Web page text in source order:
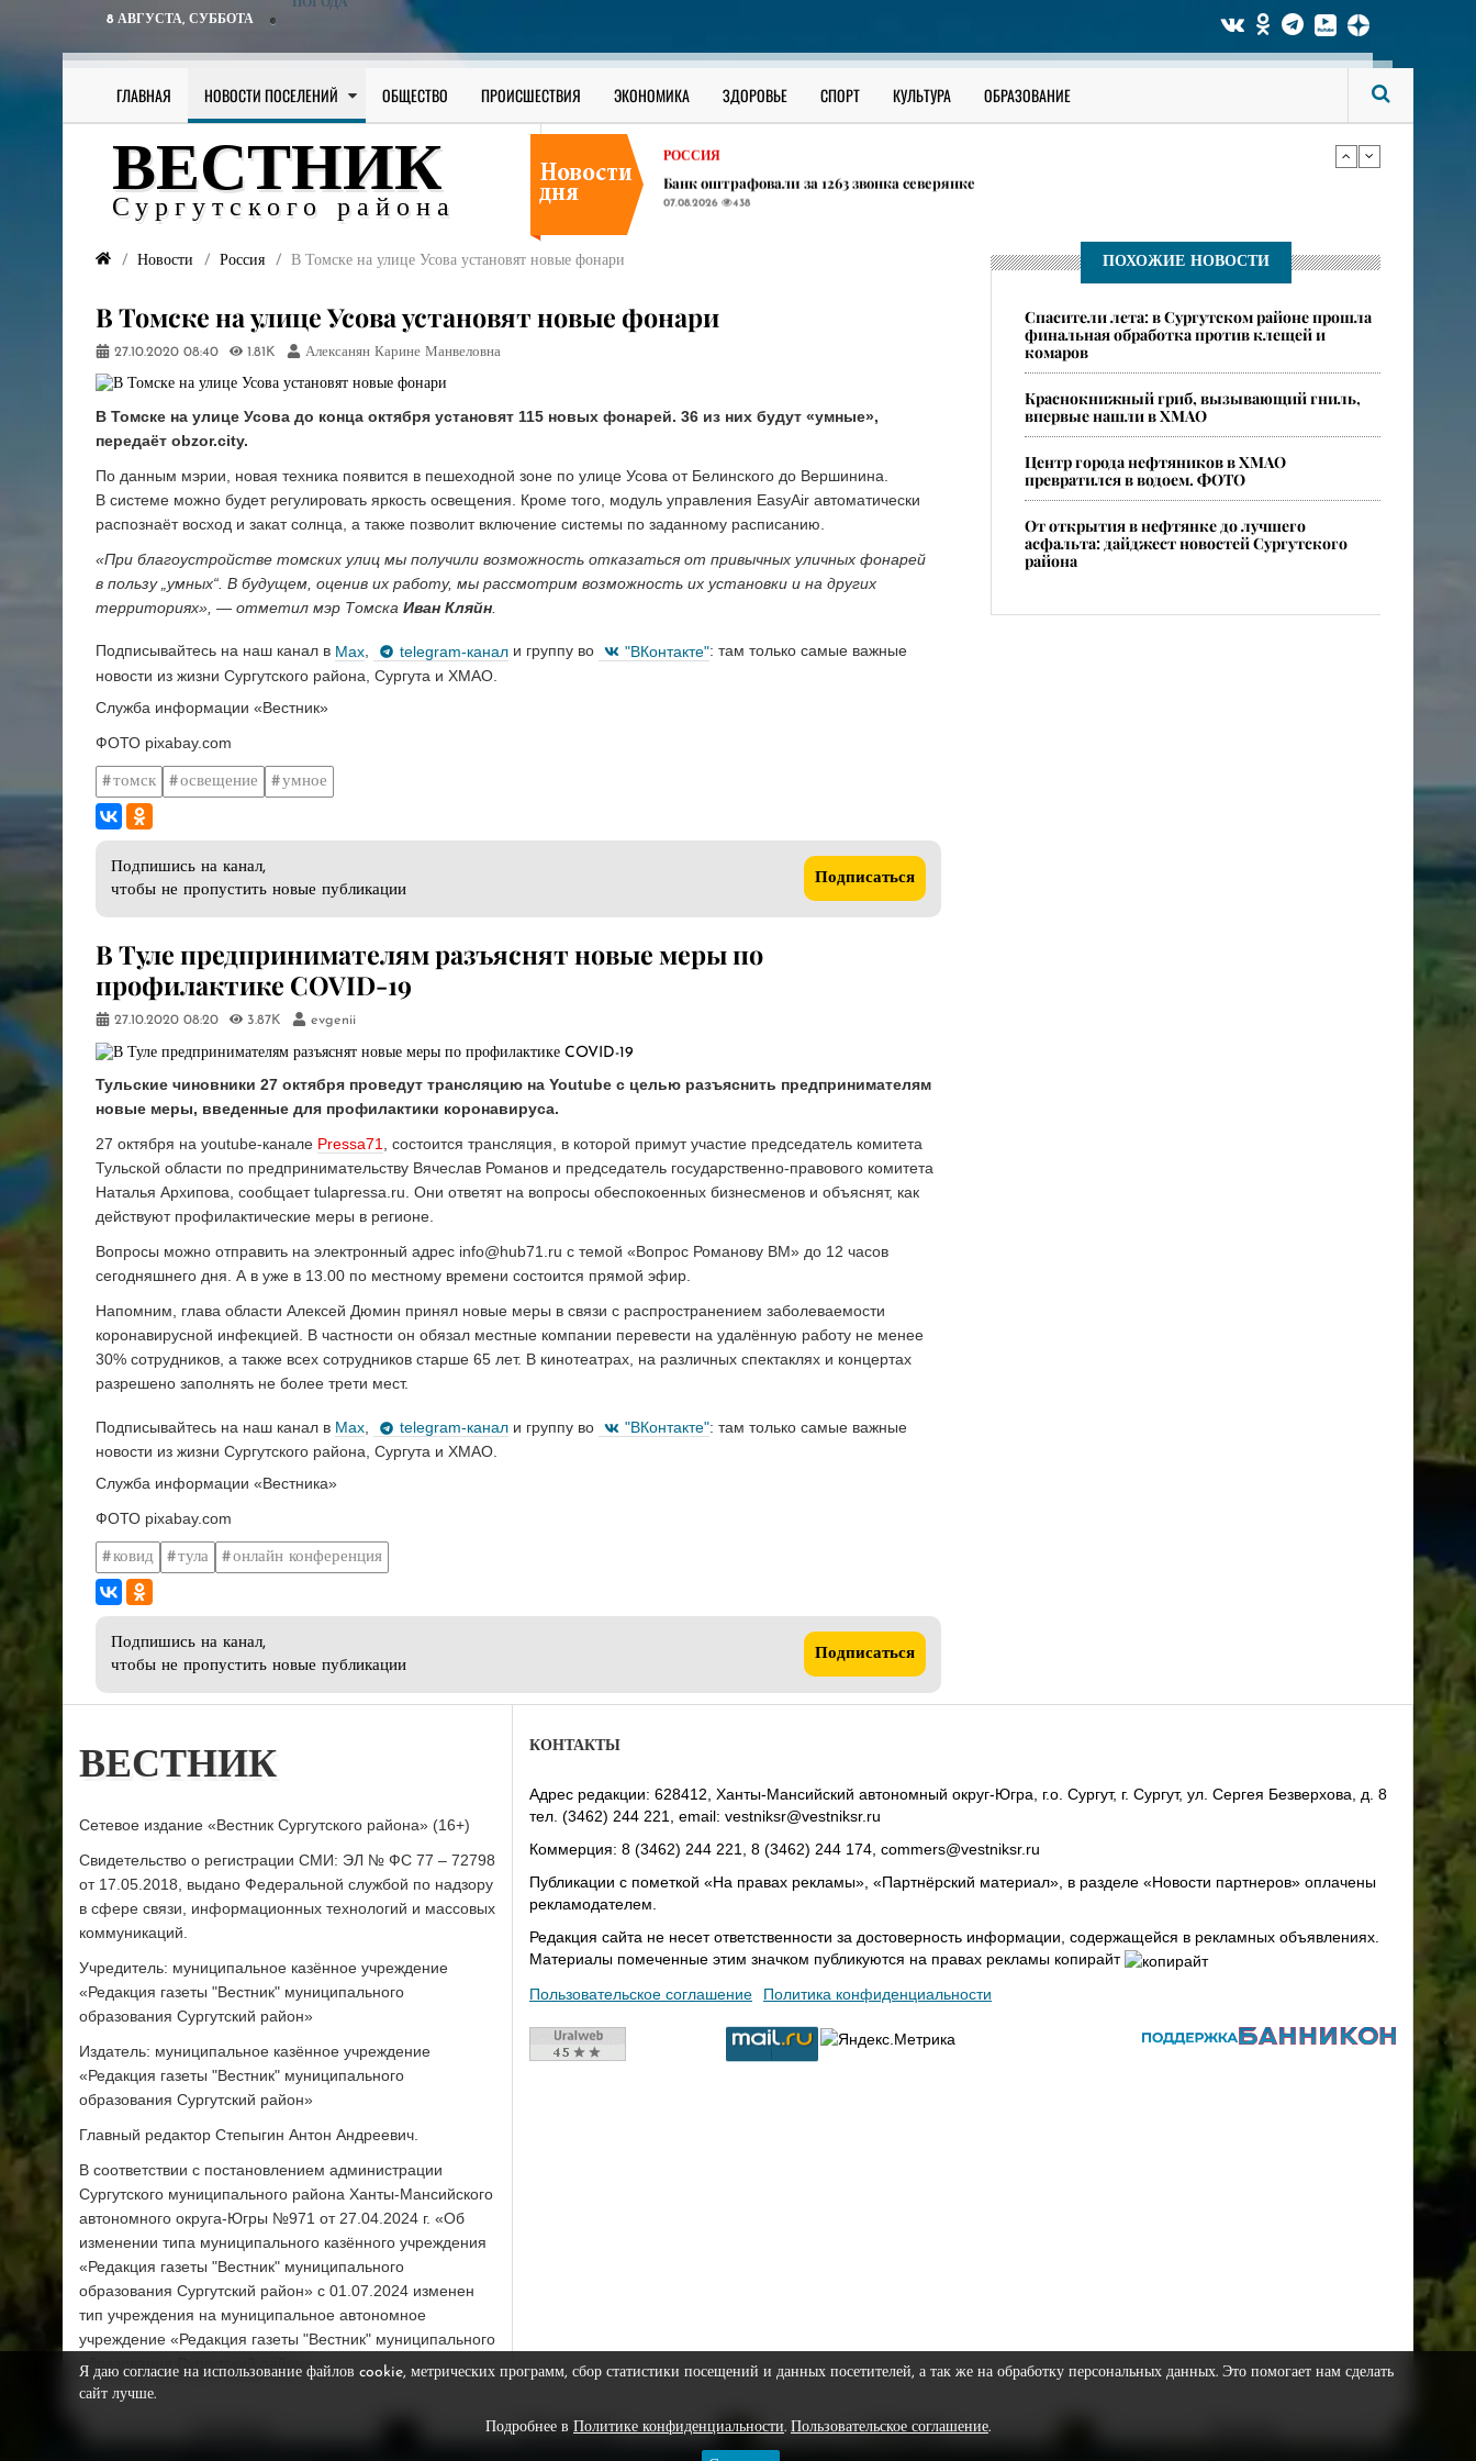
8 АВГУСТА, СУББОТА
ПОГОДА
ГЛАВНАЯ НОВОСТИ ПОСЕЛЕНИЙ ОБЩЕСТВО ПРОИСШЕСТВИЯ ЭКОНОМИКА ЗДОРОВЬЕ СПОРТ КУЛЬТУРА ОБРАЗОВАНИЕ
ВЕСТНИК
Сургутского района
07.08.2026 404
РОССИЯ
Банк оштрафовали за 1263 звонка северянке
07.08.2026 438
В соседних ХМАО регионах начали появляться опасные ядовитые пауки
Новости Россия ​В Томске на улице Усова установят новые фонари
​В Томске на улице Усова установят новые фонари
27.10.2020 08:40 1.81K Алексанян Карине Манвеловна
В Томске на улице Усова до конца октября установят 115 новых фонарей. 36 из них будут «умные»,
передаёт obzor.city.
По данным мэрии, новая техника появится в пешеходной зоне по улице Усова от Белинского до Вершинина.
В системе можно будет регулировать яркость освещения. Кроме того, модуль управления EasyAir автоматически
распознаёт восход и закат солнца, а также позволит включение системы по заданному расписанию.
«При благоустройстве томских улиц мы получили возможность отказаться от привычных уличных фонарей
в пользу „умных“. В будущем, оценив их работу, мы рассмотрим возможность их установки и на других
территориях», — отметил мэр Томска Иван Кляйн
Подписывайтесь на наш канал в Max, telegram-канал и группу во "ВКонтакте": там только самые важные
новости из жизни Сургутского района, Сургута и ХМАО.
Служба информации «Вестник»
ФОТО pixabay.com
томск освещение умное
Подпишись на канал,
чтобы не пропустить новые публикации
Подписаться
В Туле предпринимателям разъяснят новые меры по
профилактике COVID-19
27.10.2020 08:20 3.87K evgenii
Тульские чиновники 27 октября проведут трансляцию на Youtube с целью разъяснить предпринимателям
новые меры, введенные для профилактики коронавируса.
27 октября на youtube-канале Pressa71
, состоится трансляция, в которой примут участие председатель комитета
Тульской области по предпринимательству Вячеслав Романов и председатель государственно-правового комитета
Наталья Архипова, сообщает tulapressa.ru. Они ответят на вопросы обеспокоенных бизнесменов и объяснят, как
действуют профилактические меры в регионе.
Вопросы можно отправить на электронный адрес info@hub71.ru с темой «Вопрос Романову ВМ» до 12 часов
сегодняшнего дня. А в уже в 13.00 по местному времени состоится прямой эфир.
Напомним, глава области Алексей Дюмин принял новые меры в связи с распространением заболеваемости
коронавирусной инфекцией. В частности он обязал местные компании перевести на удалённую работу не менее
30% сотрудников, а также всех сотрудников старше 65 лет. В кинотеатрах, на различных спектаклях и концертах
разрешено заполнять не более трети мест.
Подписывайтесь на наш канал в Max telegram-канал и группу во "ВКонтакте": там только самые важные
новости из жизни Сургутского района, Сургута и ХМАО.
Служба информации «Вестника»
ФОТО pixabay.com
ковид тула онлайн конференция
Подпишись на канал,
чтобы не пропустить новые публикации
Подписаться
ПОХОЖИЕ НОВОСТИ
Спасители лета: в Сургутском районе прошла
финальная обработка против клещей и
комаров
​Краснокнижный гриб, вызывающий гниль,
впервые нашли в ХМАО
Центр города нефтяников в ХМАО
превратился в водоем. ФОТО
От открытия в нефтянке до лучшего
асфальта: дайджест новостей Сургутского
района
ВЕСТНИК
Сетевое издание «Вестник Сургутского района» (16+)
Свидетельство о регистрации СМИ: ЭЛ № ФС 77 – 72798
от 17.05.2018, выдано Федеральной службой по надзору
в сфере связи, информационных технологий и массовых
коммуникаций.
Учредитель: муниципальное казённое учреждение
«Редакция газеты "Вестник" муниципального
образования Сургутский район»
Издатель: муниципальное казённое учреждение
«Редакция газеты "Вестник" муниципального
образования Сургутский район»
Главный редактор Степыгин Антон Андреевич.
В соответствии с постановлением администрации
Сургутского муниципального района Ханты-Мансийского
автономного округа-Югры №971 от 27.04.2024 г. «Об
изменении типа муниципального казённого учреждения
«Редакция газеты "Вестник" муниципального
образования Сургутский район» с 01.07.2024 изменен
тип учреждения на муниципальное автономное
учреждение «Редакция газеты "Вестник" муниципального
образования Сургутский район»
КОНТАКТЫ
Адрес редакции: 628412, Ханты-Мансийский автономный округ-Югра, г.о. Сургут, г. Сургут, ул. Сергея Безверхова, д. 8
тел. (3462) 244 221, email: vestniksr@vestniksr.ru
Коммерция: 8 (3462) 244 221, 8 (3462) 244 174, commers@vestniksr.ru
Публикации с пометкой «На правах рекламы», «Партнёрский материал», в разделе «Новости партнеров» оплачены
рекламодателем.
Редакция сайта не несет ответственности за достоверность информации, содержащейся в рекламных объявлениях.
Материалы помеченные этим значком публикуются на правах рекламы копирайт
Пользовательское соглашение
Политика конфиденциальности
Видеоархив Редакция
Я даю согласие на использование файлов cookie, метрических программ, сбор статистики посещений и данных посетителей, а так же на обработку персональных данных. Это помогает нам сделать
сайт лучше.
Подробнее в Политике конфиденциальности. Пользовательское соглашение.